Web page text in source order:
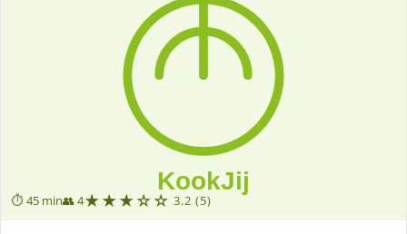
⏱ 45 min👥 4★★★☆☆ 3.2 (5)